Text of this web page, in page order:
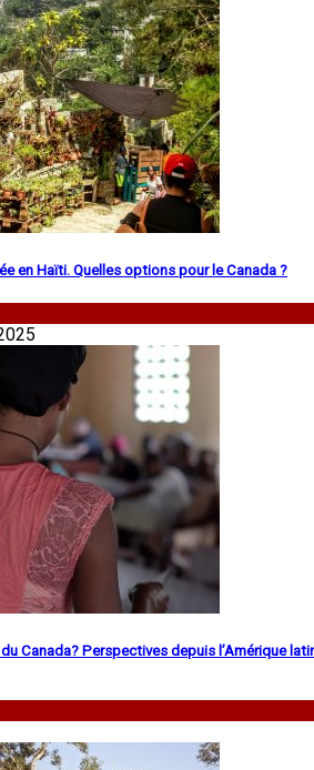
en Haïti. Quelles options pour le Canada ?
Canada? Perspectives depuis l’Amérique